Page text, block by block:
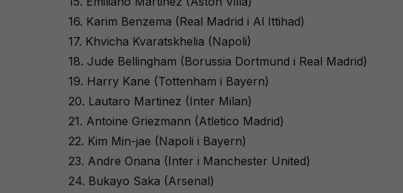
16. Karim Benzema (Real Madrid i Al Ittihad)
17. Khvicha Kvaratskhelia (Napoli)
18. Jude Bellingham (Borussia Dortmund i Real Madrid)
19. Harry Kane (Tottenham i Bayern)
20. Lautaro Martinez (Inter Milan)
21. Antoine Griezmann (Atletico Madrid)
22. Kim Min-jae (Napoli i Bayern)
23. Andre Onana (Inter i Manchester United)
24. Bukayo Saka (Arsenal)